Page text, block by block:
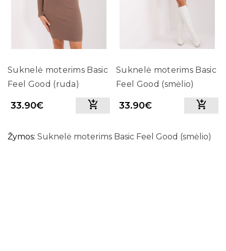
Suknelė moterims Basic
Feel Good (ruda)
33.90€
Suknelė moterims Basic
Feel Good (smėlio)
33.90€
Žymos: Suknelė moterims Basic Feel Good (smėlio)